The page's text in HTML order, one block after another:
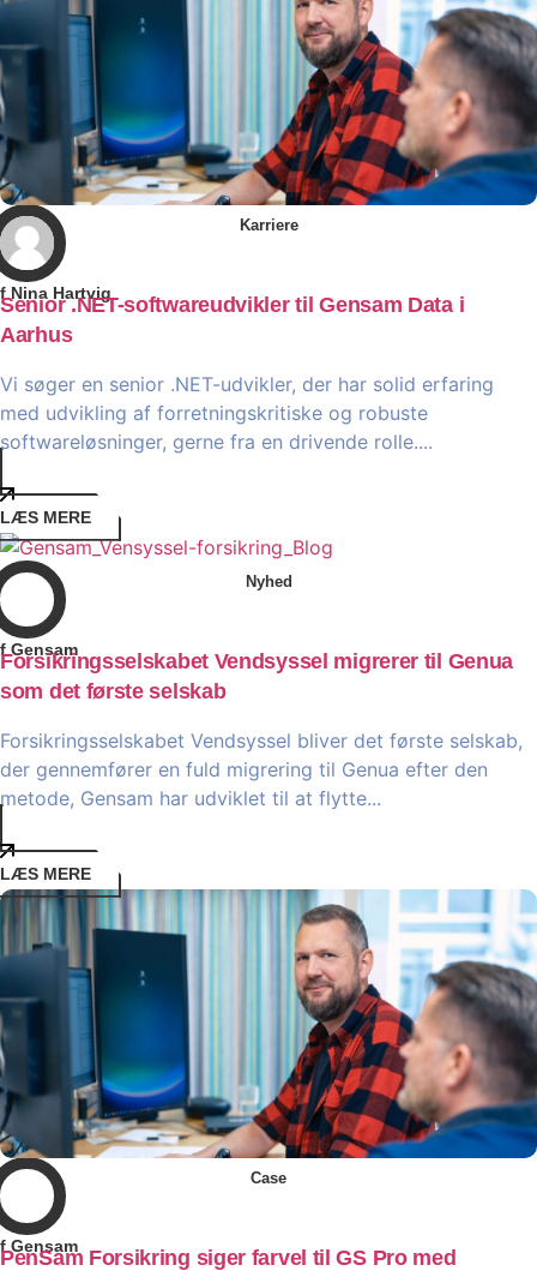
Karriere
Nina Hartvig
Senior .NET-softwareudvikler til Gensam Data i
Aarhus
Vi søger en senior .NET-udvikler, der har solid erfaring
med udvikling af forretningskritiske og robuste
softwareløsninger, gerne fra en drivende rolle....
LÆS MERE
Nyhed
Gensam
Forsikringsselskabet Vendsyssel migrerer til Genua
som det første selskab
Forsikringsselskabet Vendsyssel bliver det første selskab,
der gennemfører en fuld migrering til Genua efter den
metode, Gensam har udviklet til at flytte...
LÆS MERE
Case
Gensam
PenSam Forsikring siger farvel til GS Pro med